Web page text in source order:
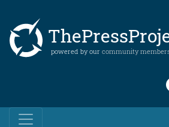
powered by our community